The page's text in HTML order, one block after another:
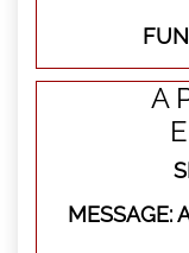
A
MESSAGE: